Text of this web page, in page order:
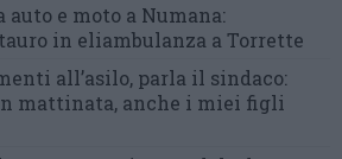
auto e moto a Numana:
in eliambulanza a Torrette
all’asilo, parla il sindaco:
mattinata, anche i miei figli